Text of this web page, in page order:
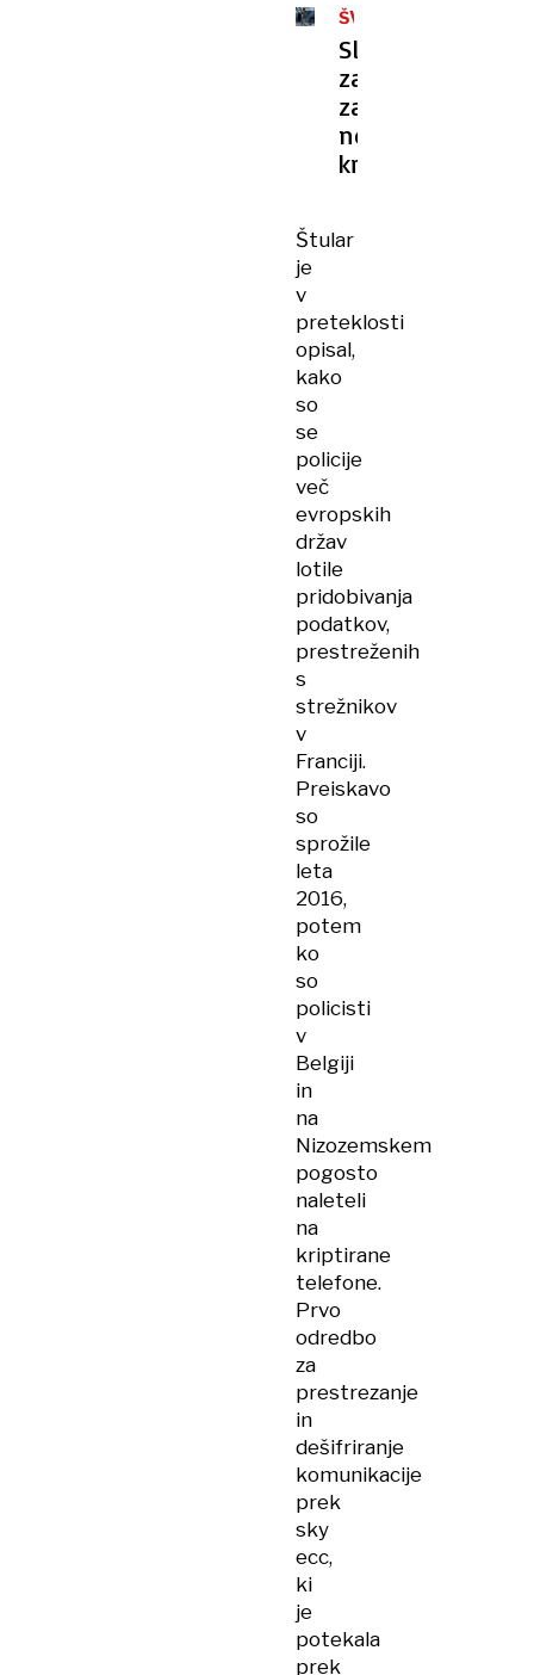
ŠVICA
Slovenca
zamenjali
za
nevarnega
kriminalca
Štular
je
v
preteklosti
opisal,
kako
so
se
policije
več
evropskih
držav
lotile
pridobivanja
podatkov,
prestreženih
s
strežnikov
v
Franciji.
Preiskavo
so
sprožile
leta
2016,
potem
ko
so
policisti
v
Belgiji
in
na
Nizozemskem
pogosto
naleteli
na
kriptirane
telefone.
Prvo
odredbo
za
prestrezanje
in
dešifriranje
komunikacije
prek
sky
ecc,
ki
je
potekala
prek